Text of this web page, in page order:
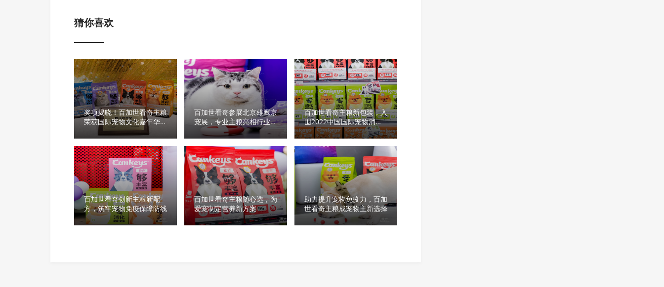
猜你喜欢
奖项揭晓！百加世看奇主粮
荣获国际宠物文化嘉年华最
佳创意奖
百加世看奇参展北京雄鹰京
宠展，专业主粮亮相行业盛
百加世看奇主粮新包装，入
围2022中国国际宠物消费
品设计嘉年华
百加世看奇创新主粮新配
方，筑牢宠物免疫保障防线
百加世看奇主粮随心选，为
爱宠制定营养新方案
助力提升宠物免疫力，百加
世看奇主粮成宠物主新选择